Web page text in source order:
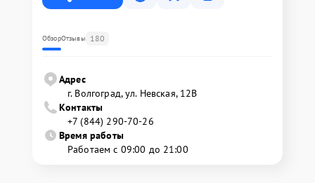
ОбзорОтзывы 180
Адрес
г. Волгоград, ул. Невская, 12В
Контакты
+7 (844) 290-70-26
Время работы
Работаем с 09:00 до 21:00